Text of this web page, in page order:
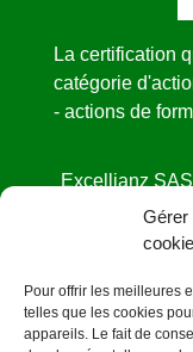
Gérer
Pour offrir les meilleures
telles que les cookies
appareils. Le fait de
La certification
catégorie
- actions de
Excellianz
sous le
Cet